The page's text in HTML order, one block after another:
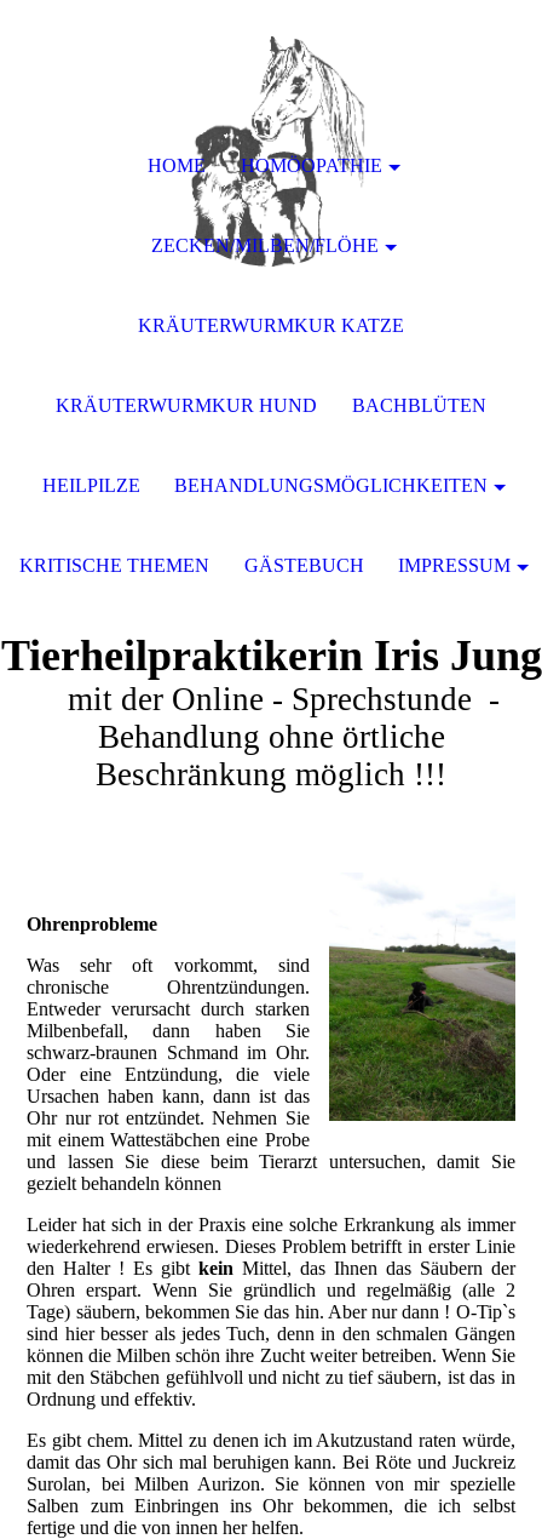
Tierheilpraktikerin Iris Jung
mit der Online - Sprechstunde -
Behandlung ohne örtliche
Beschränkung möglich !!!
Ohrenprobleme
Was sehr oft vorkommt, sind
chronische Ohrentzündungen.
Entweder verursacht durch starken
Milbenbefall, dann haben Sie
schwarz-braunen Schmand im Ohr.
Oder eine Entzündung, die viele
Ursachen haben kann, dann ist das
Ohr nur rot entzündet. Nehmen Sie
mit einem Wattestäbchen eine Probe
und lassen Sie diese beim Tierarzt untersuchen, damit Sie
gezielt behandeln können
Leider hat sich in der Praxis eine solche Erkrankung als immer
wiederkehrend erwiesen. Dieses Problem betrifft in erster Linie
den Halter ! Es gibtkein Mittel, das Ihnen das Säubern der
Ohren erspart. Wenn Sie gründlich und regelmäßig (alle 2
Tage) säubern, bekommen Sie das hin. Aber nur dann ! O-Tip`s
sind hier besser als jedes Tuch, denn in den schmalen Gängen
können die Milben schön ihre Zucht weiter betreiben. Wenn Sie
mit den Stäbchen gefühlvoll und nicht zu tief säubern, ist das in
Ordnung und effektiv.
Es gibt chem. Mittel zu denen ich im Akutzustand raten würde,
damit das Ohr sich mal beruhigen kann. Bei Röte und Juckreiz
Surolan, bei Milben Aurizon. Sie können von mir spezielle
Salben zum Einbringen ins Ohr bekommen, die ich selbst
fertige und die von innen her helfen.
HOME HOMÖOPATHIE
ZECKEN/MILBEN/FLÖHE
KRÄUTERWURMKUR KATZE
KRÄUTERWURMKUR HUND BACHBLÜTEN
HEILPILZE BEHANDLUNGSMÖGLICHKEITEN
KRITISCHE THEMEN GÄSTEBUCH IMPRESSUM